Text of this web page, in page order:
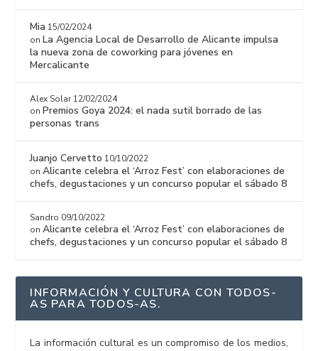
Mia 15/02/2024
on La Agencia Local de Desarrollo de Alicante impulsa
la nueva zona de coworking para jóvenes en
Mercalicante
Alex Solar 12/02/2024
on Premios Goya 2024: el nada sutil borrado de las
personas trans
Juanjo Cervetto 10/10/2022
onAlicante celebra el ‘Arroz Fest’ con elaboraciones de
chefs, degustaciones y un concurso popular el sábado 8
Sandro 09/10/2022
onAlicante celebra el ‘Arroz Fest’ con elaboraciones de
chefs, degustaciones y un concurso popular el sábado 8
INFORMACIÓN Y CULTURA CON TODOS-
AS PARA TODOS-AS.
La información cultural es un compromiso de los medios,